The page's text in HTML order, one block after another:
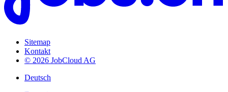
Sitemap
Kontakt
© 2026 JobCloud AG
Deutsch